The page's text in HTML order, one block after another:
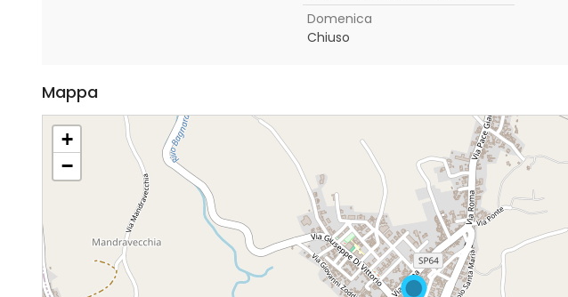
Domenica
Chiuso
Mappa
+
−